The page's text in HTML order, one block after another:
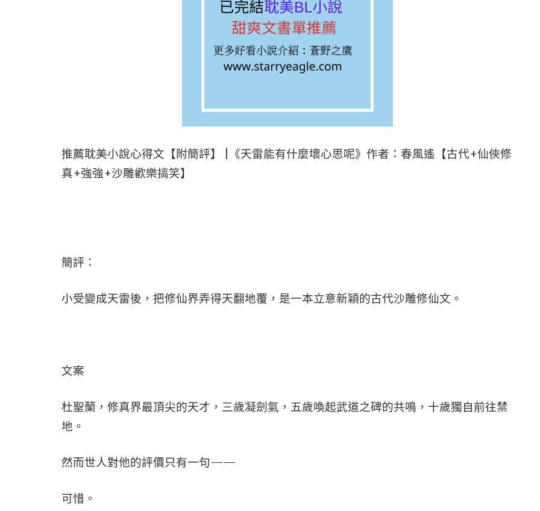
推薦耽美小說心得文【附簡評】 |《天雷能有什麼壞心思呢》作者：春風遙【古代+仙俠修
真+強強+沙雕歡樂搞笑】
簡評：
小受變成天雷後，把修仙界弄得天翻地覆，是一本立意新穎的古代沙雕修仙文。
文案
杜聖蘭，修真界最頂尖的天才，三歲凝劍氣，五歲喚起武道之碑的共鳴，十歲獨自前往禁
地。
然而世人對他的評價只有一句——
可惜。